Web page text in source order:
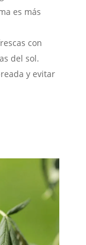
es más
con
del sol.
y evitar